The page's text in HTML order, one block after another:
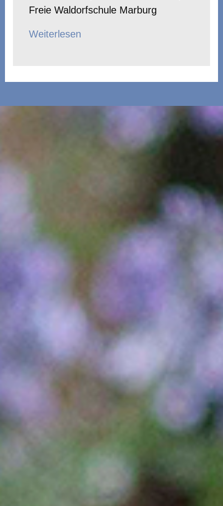
Freie Waldorfschule Marburg
Weiterlesen